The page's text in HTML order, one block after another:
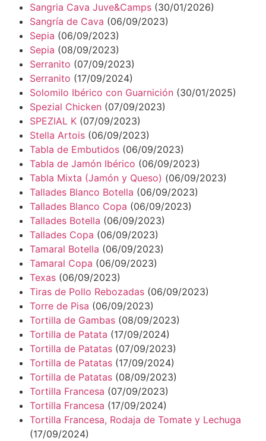
Sangria Cava Juve&Camps (30/01/2026)
Sangría de Cava (06/09/2023)
Sepia (06/09/2023)
Sepia (08/09/2023)
Serranito (07/09/2023)
Serranito (17/09/2024)
Solomilo Ibérico con Guarnición (30/01/2025)
Spezial Chicken (07/09/2023)
SPEZIAL K (07/09/2023)
Stella Artois (06/09/2023)
Tabla de Embutidos (06/09/2023)
Tabla de Jamón Ibérico (06/09/2023)
Tabla Mixta (Jamón y Queso) (06/09/2023)
Tallades Blanco Botella (06/09/2023)
Tallades Blanco Copa (06/09/2023)
Tallades Botella (06/09/2023)
Tallades Copa (06/09/2023)
Tamaral Botella (06/09/2023)
Tamaral Copa (06/09/2023)
Texas (06/09/2023)
Tiras de Pollo Rebozadas (06/09/2023)
Torre de Pisa (06/09/2023)
Tortilla de Gambas (08/09/2023)
Tortilla de Patata (17/09/2024)
Tortilla de Patatas (07/09/2023)
Tortilla de Patatas (17/09/2024)
Tortilla de Patatas (08/09/2023)
Tortilla Francesa (07/09/2023)
Tortilla Francesa (17/09/2024)
Tortilla Francesa, Rodaja de Tomate y Lechuga
(17/09/2024)